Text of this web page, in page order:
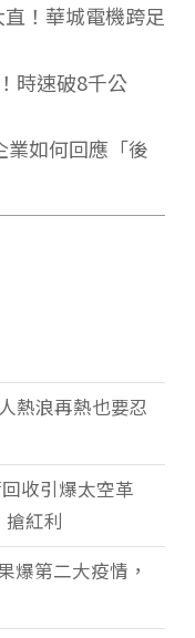
！華城電機跨足
時速破8千公
業如何回應「後
熱浪再熱也要忍
收引爆太空革
紅利
爆第二大疫情，